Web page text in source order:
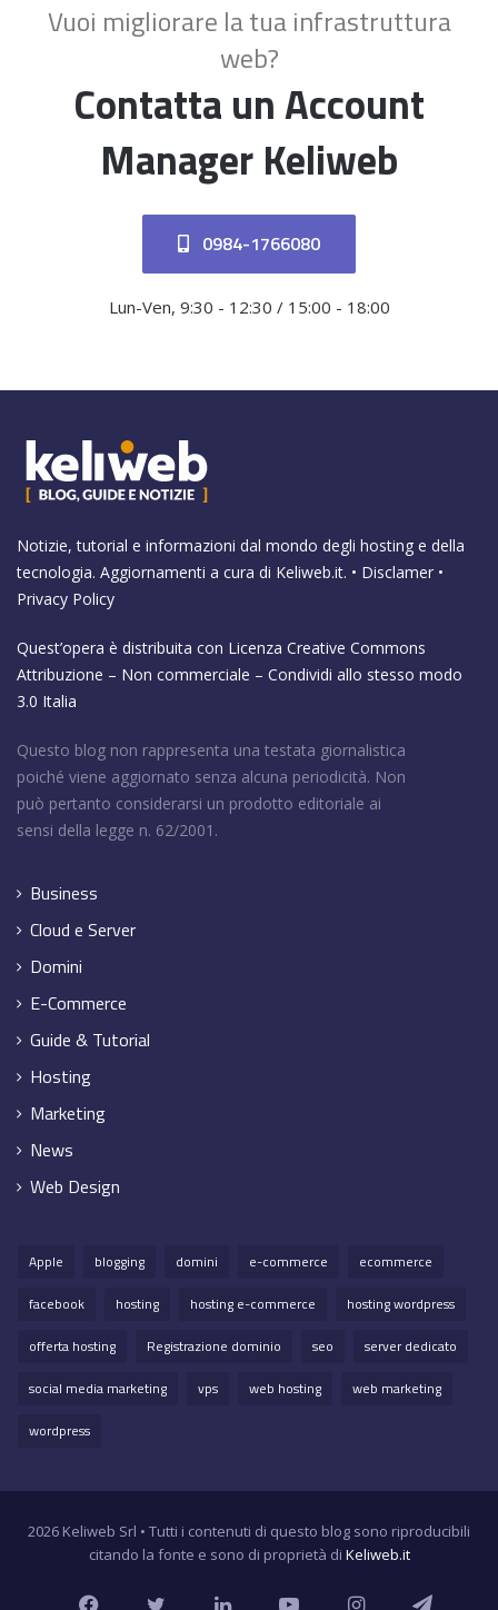
Vuoi migliorare la tua infrastruttura
web?
Contatta un Account
Manager Keliweb
0984-1766080
Lun-Ven, 9:30 - 12:30 / 15:00 - 18:00
Notizie, tutorial e informazioni dal mondo degli hosting e della
tecnologia. Aggiornamenti a cura di Keliweb.it. • Disclamer •
Privacy Policy
Quest’opera è distribuita con Licenza Creative Commons
Attribuzione – Non commerciale – Condividi allo stesso modo
3.0 Italia
Questo blog non rappresenta una testata giornalistica
poiché viene aggiornato senza alcuna periodicità. Non
può pertanto considerarsi un prodotto editoriale ai
sensi della legge n. 62/2001.
Business
Cloud e Server
Domini
E-Commerce
Guide & Tutorial
Hosting
Marketing
News
Web Design
Apple blogging domini e-commerce
ecommerce
facebook
hosting hosting e-commerce
hosting wordpress
offerta hosting
Registrazione dominio seo
server dedicato
social media marketing
vps web hosting
web marketing
wordpress
2026 Keliweb Srl • Tutti i contenuti di questo blog sono riproducibili
citando la fonte e sono di proprietà di Keliweb.it
FacebookTwitterLinkedInYouTubeInstagram